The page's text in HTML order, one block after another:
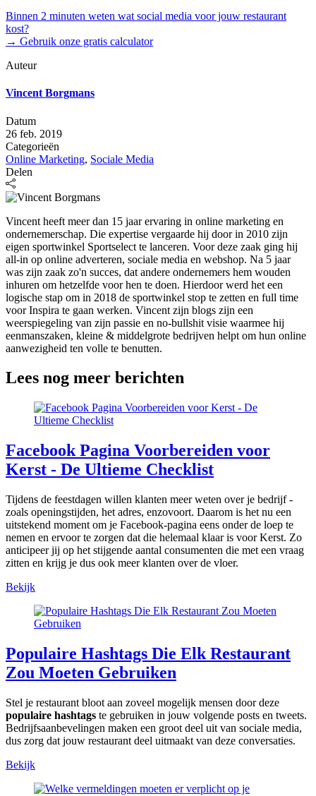
Binnen 2 minuten weten wat social media voor jouw restaurant
kost?
→ Gebruik onze gratis calculator
Auteur
Vincent Borgmans
Datum
26 feb. 2019
Categorieën
Online Marketing, Sociale Media
Delen
Vincent heeft meer dan 15 jaar ervaring in online marketing en
ondernemerschap. Die expertise vergaarde hij door in 2010 zijn
eigen sportwinkel Sportselect te lanceren. Voor deze zaak ging hij
all-in op online adverteren, sociale media en webshop. Na 5 jaar
was zijn zaak zo'n succes, dat andere ondernemers hem wouden
inhuren om hetzelfde voor hen te doen. Hierdoor werd het een
logische stap om in 2018 de sportwinkel stop te zetten en full time
voor Inspira te gaan werken. Vincent zijn blogs zijn een
weerspiegeling van zijn passie en no-bullshit visie waarmee hij
eenmanszaken, kleine & middelgrote bedrijven helpt om hun online
aanwezigheid ten volle te benutten.
Lees nog meer berichten
Facebook Pagina Voorbereiden voor
Kerst - De Ultieme Checklist
Tijdens de feestdagen willen klanten meer weten over je bedrijf -
zoals openingstijden, het adres, enzovoort. Daarom is het nu een
uitstekend moment om je Facebook-pagina eens onder de loep te
nemen en ervoor te zorgen dat die helemaal klaar is voor Kerst. Zo
anticipeer jij op het stijgende aantal consumenten die met een vraag
zitten en krijg je dus ook meer klanten over de vloer.
Bekijk
Populaire Hashtags Die Elk Restaurant
Zou Moeten Gebruiken
Stel je restaurant bloot aan zoveel mogelijk mensen door deze
populaire hashtags te gebruiken in jouw volgende posts en tweets.
Bedrijfsaanbevelingen maken een groot deel uit van sociale media,
dus zorg dat jouw restaurant deel uitmaakt van deze conversaties.
Bekijk